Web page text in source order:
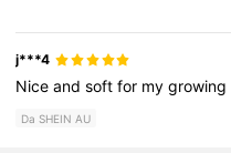
j***4
Niceandsoftfor mygrowing
Da SHEIN AU